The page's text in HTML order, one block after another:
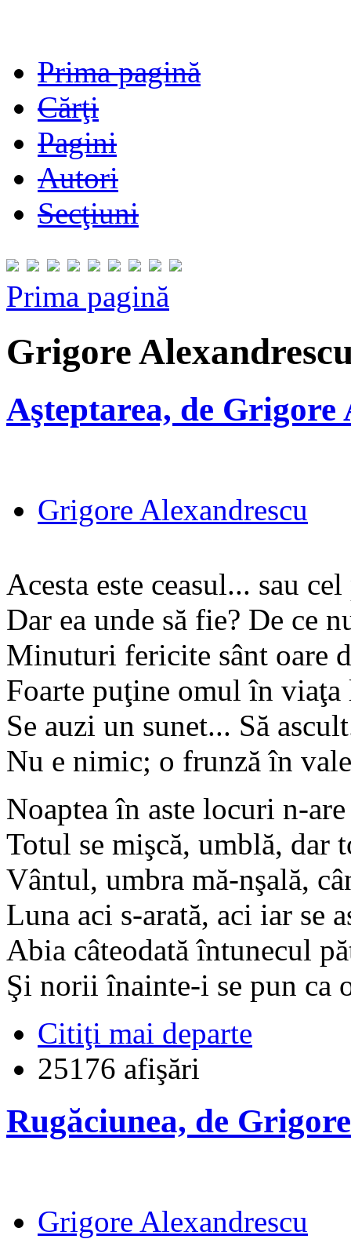
Prima pagină
Cărţi
Pagini
Autori
Secţiuni
Prima pagină
Grigore
Aşteptarea, de Grigore
Grigore Alexandrescu
Acesta este ceasul... sau
Dar ea unde să fie? De ce
Minuturi fericite sânt oare
Foarte puţine omul în
Se auzi un sunet... Să
Nu e nimic; o frunză în
Noaptea în aste locuri n-
Totul se mişcă, umblă, dar
Vântul, umbra mă-nşală,
Luna aci s-arată, aci iar se
Abia câteodată întunecul
Şi norii înainte-i se pun ca
Citiţi mai departe
25176 afişări
Rugăciunea, de
Grigore Alexandrescu